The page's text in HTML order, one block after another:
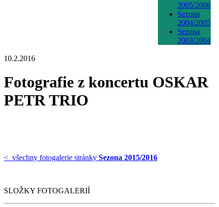
2005/2006
Sezona
2004/2005
Sezona
2003/2004
10.2.2016
Fotografie z koncertu OSKAR
PETR TRIO
< všechny fotogalerie stránky Sezona 2015/2016
SLOŽKY FOTOGALERIÍ